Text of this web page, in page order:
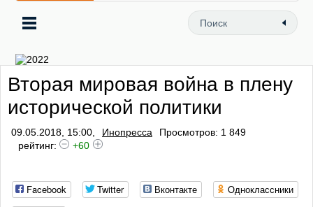
флебологии: в Москве
открылся «Городской центр
заболеваний вен и
профилактики тромбоза
Вторая мировая война в плену
исторической политики
09.05.2018, 15:00, Инопресса
Просмотров: 1 849
рейтинг:
+60
Facebook Twitter Вконтакте
Одноклассники